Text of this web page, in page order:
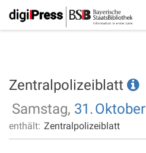
Zentralpolizeiblatt
Samstag, 31.Oktober
enthält: Zentralpolizeiblatt